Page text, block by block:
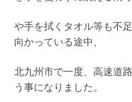
や手を拭くタオル等も不
向かっている途中、
北九州市で一度、高速道
う事になりました。